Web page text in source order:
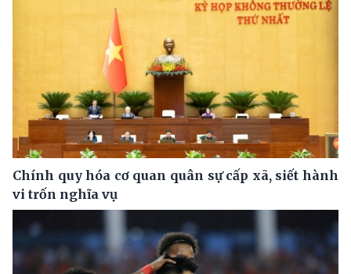
Chính quy hóa cơ quan quân sự cấp xã, siết hành
vi trốn nghĩa vụ